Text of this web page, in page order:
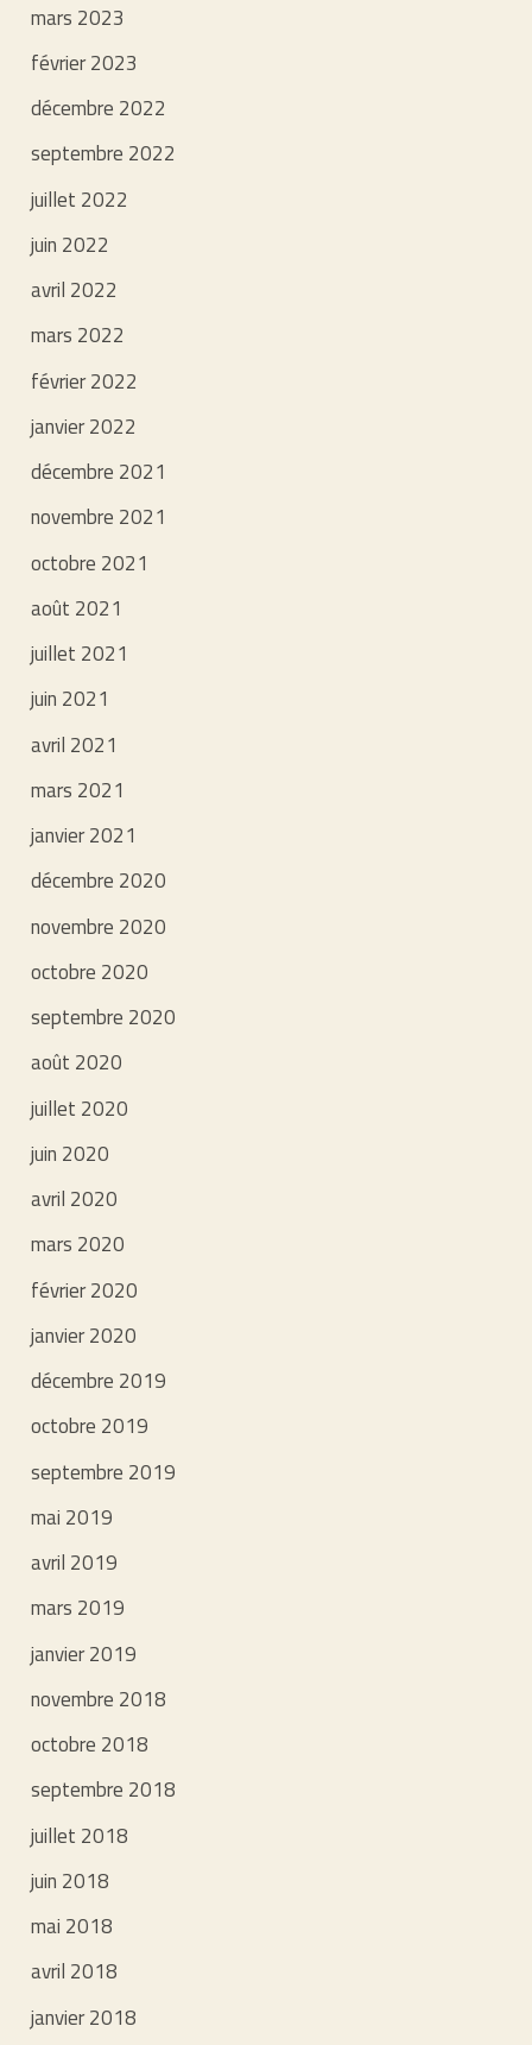
mars 2023
février 2023
décembre 2022
septembre 2022
juillet 2022
juin 2022
avril 2022
mars 2022
février 2022
janvier 2022
décembre 2021
novembre 2021
octobre 2021
août 2021
juillet 2021
juin 2021
avril 2021
mars 2021
janvier 2021
décembre 2020
novembre 2020
octobre 2020
septembre 2020
août 2020
juillet 2020
juin 2020
avril 2020
mars 2020
février 2020
janvier 2020
décembre 2019
octobre 2019
septembre 2019
mai 2019
avril 2019
mars 2019
janvier 2019
novembre 2018
octobre 2018
septembre 2018
juillet 2018
juin 2018
mai 2018
avril 2018
janvier 2018